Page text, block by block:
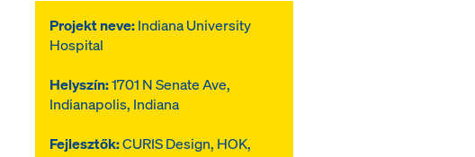
Projekt neve:Indiana University
Hospital
Helyszín:1701 N Senate Ave,
Indianapolis, Indiana
Fejlesztők:CURIS Design, HOK,